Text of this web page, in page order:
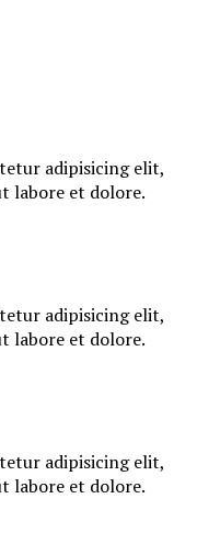
adipisicing elit,
labore et dolore.
adipisicing elit,
labore et dolore.
adipisicing elit,
labore et dolore.